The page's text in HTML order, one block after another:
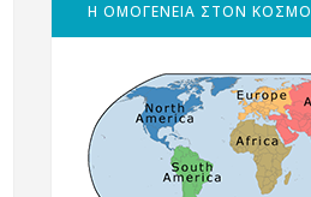
Η ΟΜΟΓΕΝΕΙΑ ΣΤΟΝ ΚΟΣΜΟ